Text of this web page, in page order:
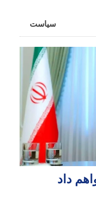
سیاست
داد